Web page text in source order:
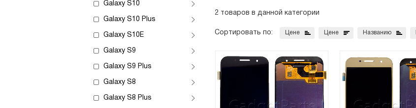
Galaxy S10
Galaxy S10 Plus
Galaxy S10E
Galaxy S9
Galaxy S9 Plus
Galaxy S8
Galaxy S8 Plus
2 товаров в данной категории
Сортировать по: Цене Цене Названию